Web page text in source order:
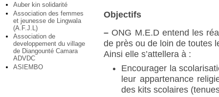
Auber kin solidarité
Association des femmes
et jeunesse de Lingwala
(A.F.J.L)
Association de
developpement du village
de Diangounté Camara
ADVDC
ASIEMBO
Objectifs
– ONG M.E.D entend les
de près ou de loin de toutes
Ainsi elle s’attellera à :
Encourager la
leur appartenance
des kits scolaires